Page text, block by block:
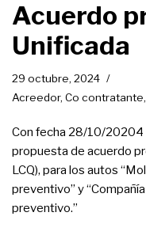
Acuerdo
Unificada
29 octubre, 2024
Acreedor, Co contratante,
Con fecha 28/10/20204
propuesta de acuerdo
LCQ), para los autos
preventivo” y
preventivo.”